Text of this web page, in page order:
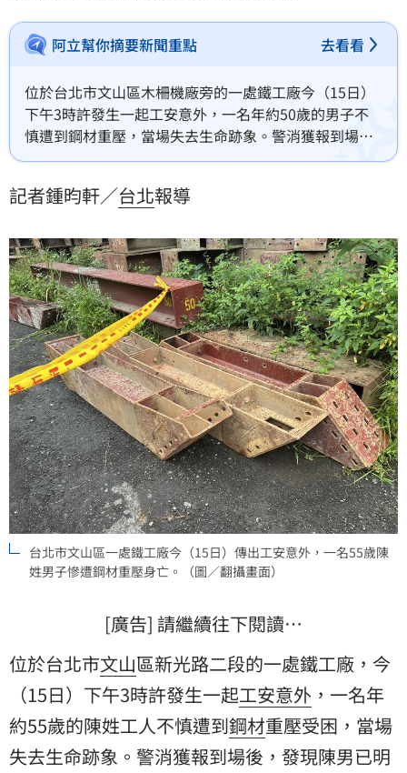
阿立幫你摘要新聞重點 去看看
位於台北市文山區木柵機廠旁的一處鐵工廠今（15日）
下午3時許發生一起工安意外，一名年約50歲的男子不
慎遭到鋼材重壓，當場失去生命跡象。警消獲報到場
後，發現男子已明顯死亡，未送醫，詳細事發原因仍有
記者鍾昀軒／台北報導
台北市文山區一處鐵工廠今（15日）傳出工安意外，一名55歲陳
姓男子慘遭鋼材重壓身亡。（圖／翻攝畫面）
[廣告] 請繼續往下閱讀…
位於台北市文山區新光路二段的一處鐵工廠，今
（15日）下午3時許發生一起工安意外 ，一名年
約55歲的陳姓工人不慎遭到鋼材重壓受困，當場
失去生命跡象。警消獲報到場後，發現陳男已明